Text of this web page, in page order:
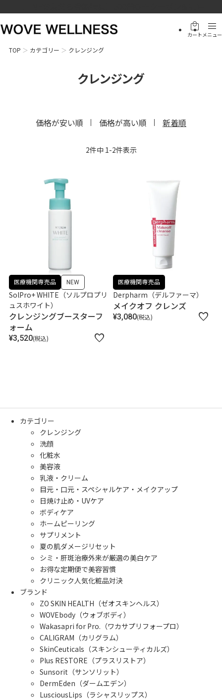
local_mall
カート
menu
メニュー
TOP カテゴリー クレンジング
クレンジング
価格が安い順 価格が高い順 新着順
2件中 1-2件表示
医療機関専売品 NEW
SolPro+ WHITE（ソルプロプリ
ュスホワイト）
クレンジングブースターフ
ォーム
¥3,520 税込
医療機関専売品
Derpharm（デルファーマ）
メイクオフ クレンズ
¥3,080 税込
カテゴリー
クレンジング
洗顔
化粧水
美容液
乳液・クリーム
目元・口元・スペシャルケア・メイクアップ
日焼け止め・UVケア
ボディケア
ホームピーリング
サプリメント
夏の肌ダメージリセット
シミ・肝斑治療外来が厳選の美白ケア
お得な定期便で美容習慣
クリニック人気化粧品対決
ブランド
ZO SKIN HEALTH（ゼオスキンヘルス）
WOVEbody（ウォブボディ）
Wakasapri for Pro.（ワカサプリフォープロ）
CALIGRAM（カリグラム）
SkinCeuticals（スキンシューティカルズ）
Plus RESTORE（プラスリストア）
Sunsorit（サンソリット）
DermEden（ダームエデン）
LusciousLips（ラシャスリップス）